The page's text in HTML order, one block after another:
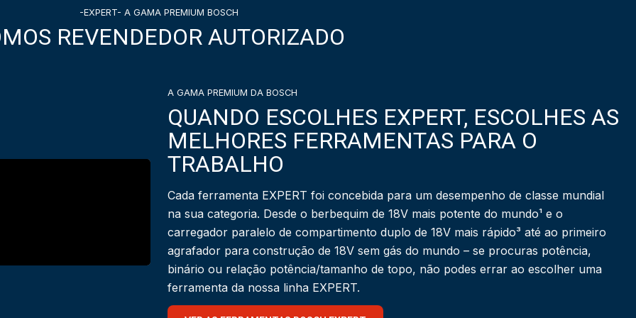
-EXPERT- A GAMA PREMIUM BOSCH
REVENDEDOR AUTORIZADO
A GAMA PREMIUM DA BOSCH
QUANDO ESCOLHES EXPERT, ESCOLHES AS
MELHORES FERRAMENTAS PARA O
TRABALHO
Cada ferramenta EXPERT foi concebida para um desempenho de classe mundial
na sua categoria. Desde o berbequim de 18V mais potente do mundo¹ e o
carregador paralelo de compartimento duplo de 18V mais rápido³ até ao primeiro
agrafador para construção de 18V sem gás do mundo – se procuras potência,
binário ou relação potência/tamanho de topo, não podes errar ao escolher uma
ferramenta da nossa linha EXPERT.